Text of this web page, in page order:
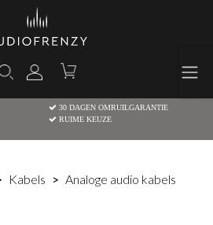
30 DAGEN OMRUILGARANTIE
RUIME KEUZE
Kabels
Analoge audio kabels